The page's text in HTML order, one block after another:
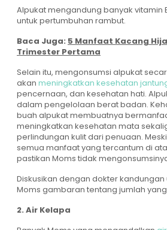
Alpukat mengandung banyak vitamin
untuk pertumbuhan rambut.
Baca Juga: 5 Manfaat Kacang
Trimester Pertama
Selain itu, mengonsumsi alpukat
akan meningkatkan kesehatan
pencernaan, dan kesehatan hati.
dalam pengelolaan berat badan.
buah alpukat membuatnya
meningkatkan kesehatan mata
perlindungan kulit dari penuaan.
semua manfaat yang tercantum di
pastikan Moms tidak
Diskusikan dengan dokter
Moms gambaran tentang jumlah
2. Air Kelapa